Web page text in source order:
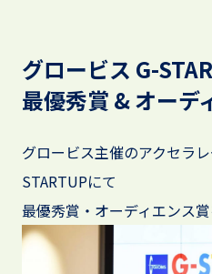
グロービス G-
最優秀賞 & オーデ
グロービス主催のアクセラ
STARTUPにて
最優秀賞・オーディエンス